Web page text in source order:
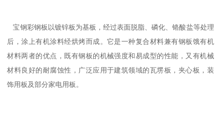
宝钢彩钢板以镀锌板为基板，经过表面脱脂、磷化、铬酸盐等处理
后，涂上有机涂料经烘烤而成。它是一种复合材料兼有钢板饿有机
材料两者的优点，既有钢板的机械强度和易成型的性能，又有机械
材料良好的耐腐蚀性，广泛应用于建筑领域的瓦塄板，夹心板，装
饰用板及部分家电用板。